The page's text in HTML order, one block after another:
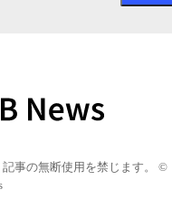
記事の無断使用を禁じます。 ©